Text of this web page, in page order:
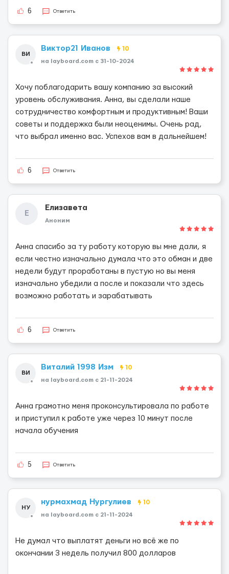
6 Ответить
ВИ
Виктор21 Иванов 10
на layboard.com c 31-10-2024
Хочу поблагодарить вашу компанию за высокий
уровень обслуживания. Анна, вы сделали наше
сотрудничество комфортным и продуктивным! Ваши
советы и поддержка были неоценимы. Очень рад,
что выбрал именно вас. Успехов вам в дальнейшем!
6 Ответить
Е
Елизавета
Аноним
Анна спасибо за ту работу которую вы мне дали, я
если честно изначально думала что это обман и две
недели будут проработаны в пустую но вы меня
изначально убедили а после и показали что здесь
возможно работать и зарабатывать
6 Ответить
ВИ
Виталий 1998 Изм 10
на layboard.com c 21-11-2024
Анна грамотно меня проконсультировала по работе
и приступил к работе уже через 10 минут после
начала обучения
5 Ответить
НУ
нурмахмад Нургулиев 10
на layboard.com c 21-11-2024
Не думал что выплатят деньги но всё же по
окончании 3 недель получил 800 долларов